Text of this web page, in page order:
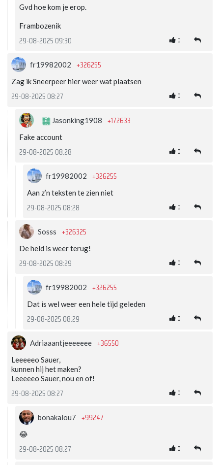
Gvd hoe kom je erop.
Frambozenik
29-08-2025 09:30 0
fr19982002 +326255
Zag ik Sneerpeer hier weer wat plaatsen
29-08-2025 08:27 0
Jasonking1908 +172633
Fake account
29-08-2025 08:28 0
fr19982002 +326255
Aan z’n teksten te zien niet
29-08-2025 08:28 0
Sosss +326325
De held is weer terug!
29-08-2025 08:29 0
fr19982002 +326255
Dat is wel weer een hele tijd geleden
29-08-2025 08:29 0
Adriaaantjeeeeeee +36550
Leeeeeo Sauer,
kunnen hij het maken?
Leeeeeo Sauer, nou en of!
29-08-2025 08:27 0
bonakalou7 +99247
😂
29-08-2025 08:27 0